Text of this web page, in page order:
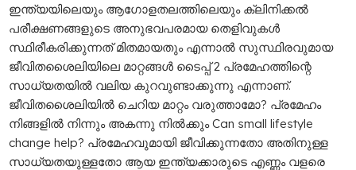
ഇന്ത്യയിലെയും ആഗോളതലത്തിലെയും ക്ലിനിക്കല്‍
പരീക്ഷണങ്ങളുടെ അനുഭവപരമായ തെളിവുകള്‍
സ്ഥിരീകരിക്കുന്നത് മിതമായതും എന്നാല്‍ സുസ്ഥിരവുമായ
ജീവിതശൈലിയിലെ മാറ്റങ്ങള്‍ ടൈപ്പ് 2 പ്രമേഹത്തിന്റെ
സാധ്യതയില്‍ വലിയ കുറവുണ്ടാക്കുന്നു എന്നാണ്.
ജീവിതശൈലിയില്‍ ചെറിയ മാറ്റം വരുത്താമോ? പ്രമേഹം
നിങ്ങളിൽ നിന്നും അകന്നു നിൽക്കും Can small lifestyle
change help? പ്രമേഹവുമായി ജീവിക്കുന്നതോ അതിനുള്ള
സാധ്യതയുള്ളതോ ആയ ഇന്ത്യക്കാരുടെ എണ്ണം വളരെ